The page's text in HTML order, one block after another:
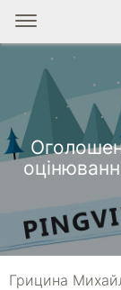
Грицина